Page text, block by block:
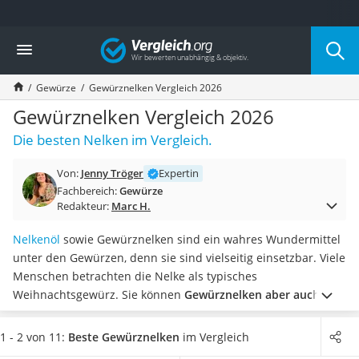
Die beliebtesten Vergleiche nach Kategorie
Lebensmittel
Schwarzkümmelöl
Knäckebrot
Schwarzkümmelöl-Kapseln
Manukahonig
Eiklar
Balsamico-Essig
Schwarzkümmelöl bio
Honig
Gemüsebrühe
Eiskaffee-Pulver
Irischer Whiskey
Grapefruitkernextrakt
Matcha-Set
Vergleich
Gewürze Gewürznelken Vergleich 2026
Gewürznelken Vergleich 2026
Die besten Nelken im Vergleich.
Von: Jenny Tröger
Expertin
Fachbereich:Gewürze
Redakteur: Marc H.
Nelkenöl sowie Gewürznelken sind ein wahres Wundermittel
unter den Gewürzen, denn sie sind vielseitig einsetzbar. Viele
Menschen betrachten die Nelke als typisches
Weihnachtsgewürz. Sie können Gewürznelken aber auch für
zahlreiche nicht weihnachtliche Speisen verwenden,wie
diverse Tests im Internet zeigen. Wählen Sie jetzt
1 - 2 von 11: Beste Gewürznelken im Vergleich